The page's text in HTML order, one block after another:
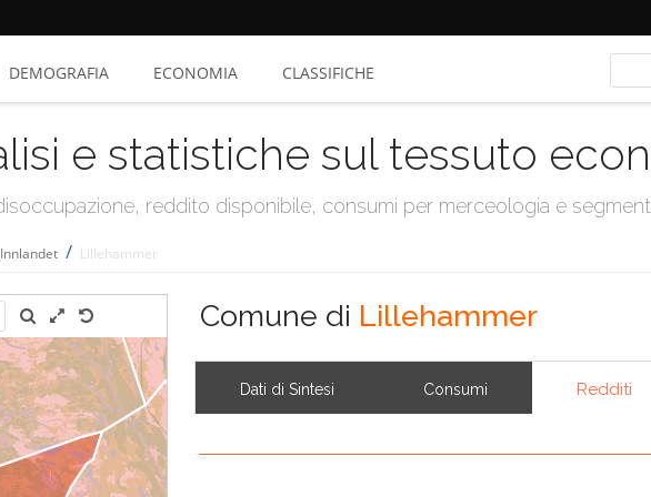
DEMOGRAFIA ECONOMIA CLASSIFICHE
e statistiche sul tessuto
reddito disponibile, consumi per merceologia e
/ Lillehammer
Comune di Lillehammer
Dati di Sintesi Consumi Redditi